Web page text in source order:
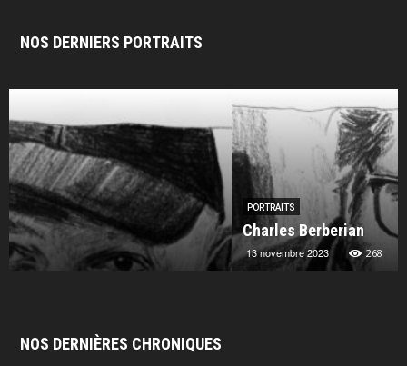
NOS DERNIERS PORTRAITS
PORTRAITS
Charles Berberian
13 novembre 2023 268
NOS DERNIÈRES CHRONIQUES